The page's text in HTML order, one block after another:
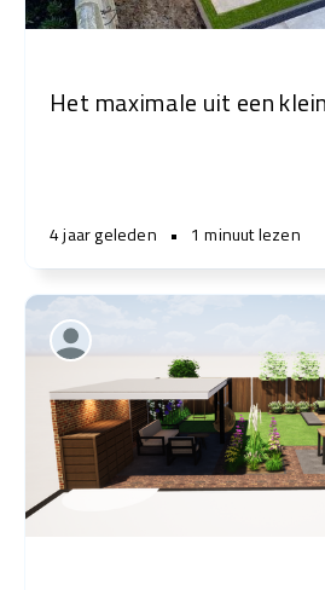
Het maximale uit een
4 jaar geleden • 1 minuut lezen